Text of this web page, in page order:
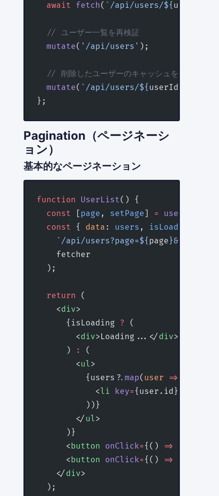
  await
fetch( `/api/users/${ userId
  // ユーザー一覧を再検証
  mutate
( '/api/users' );
  // 削除したユーザーのキャッシュを削除
  mutate
( `/api/users/${ userId
};
Pagination（ページネーシ
ョン）
基本的なページネーション
function UserList() {
  const
[ page , setPage ] = useState
  const
{ data : users , isLoading
    `/api/users?page=${
page
    fetcher
  );
  return
(
    <
div>
      {isLoading
? (
        <
div>Loading...</ div>
      )
:
(
        <
ul>
          {users?.
map( user =>
            <
li key=
          ))}
        </
ul>
      )}
      <
button onClick= {() =>
      <
button onClick= {() =>
    </
div>
  );